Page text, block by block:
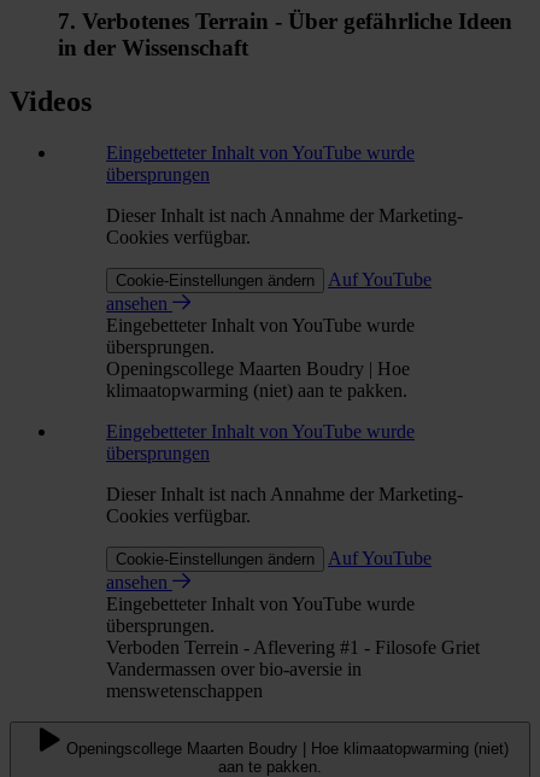
7. Verbotenes Terrain - Über gefährliche Ideen
in der Wissenschaft
Videos
Eingebetteter Inhalt von YouTube wurde
übersprungen
Dieser Inhalt ist nach Annahme der Marketing-
Cookies verfügbar.
Cookie-Einstellungen ändern
Auf YouTube
ansehen
Eingebetteter Inhalt von YouTube wurde
übersprungen.
Openingscollege Maarten Boudry | Hoe
klimaatopwarming (niet) aan te pakken.
Eingebetteter Inhalt von YouTube wurde
übersprungen
Dieser Inhalt ist nach Annahme der Marketing-
Cookies verfügbar.
Cookie-Einstellungen ändern
Auf YouTube
ansehen
Eingebetteter Inhalt von YouTube wurde
übersprungen.
Verboden Terrein - Aflevering #1 - Filosofe Griet
Vandermassen over bio-aversie in
menswetenschappen
Openingscollege Maarten Boudry | Hoe klimaatopwarming (niet)
aan te pakken.